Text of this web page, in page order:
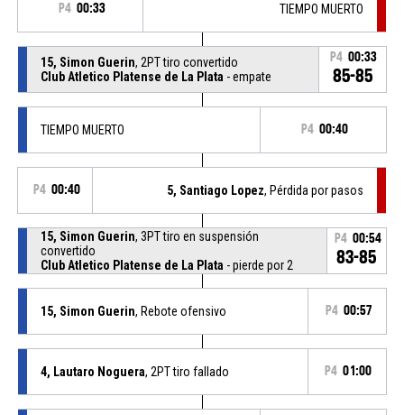
P4 00:33 TIEMPO MUERTO
15, Simon Guerin, 2PT tiro convertido
Club Atletico Platense de La Plata - empate
P4 00:33
85-85
TIEMPO MUERTO P4 00:40
P4 00:40 5, Santiago Lopez, Pérdida por pasos
15, Simon Guerin, 3PT tiro en suspensión
convertido
Club Atletico Platense de La Plata - pierde por 2
P4 00:54
83-85
15, Simon Guerin, Rebote ofensivo P4 00:57
4, Lautaro Noguera, 2PT tiro fallado P4 01:00